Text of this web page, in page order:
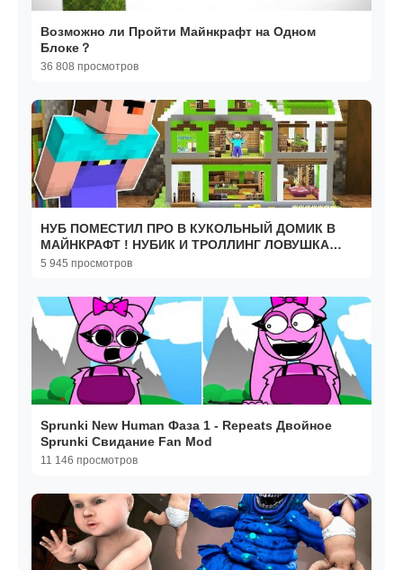
Возможно ли Пройти Майнкрафт на Одном
Блоке？
36 808 просмотров
НУБ ПОМЕСТИЛ ПРО В КУКОЛЬНЫЙ ДОМИК В
МАЙНКРАФТ ! НУБИК И ТРОЛЛИНГ ЛОВУШКА
MINECRAFT
5 945 просмотров
Sprunki New Human Фаза 1 - Repeats Двойное
Sprunki Свидание Fan Mod
11 146 просмотров